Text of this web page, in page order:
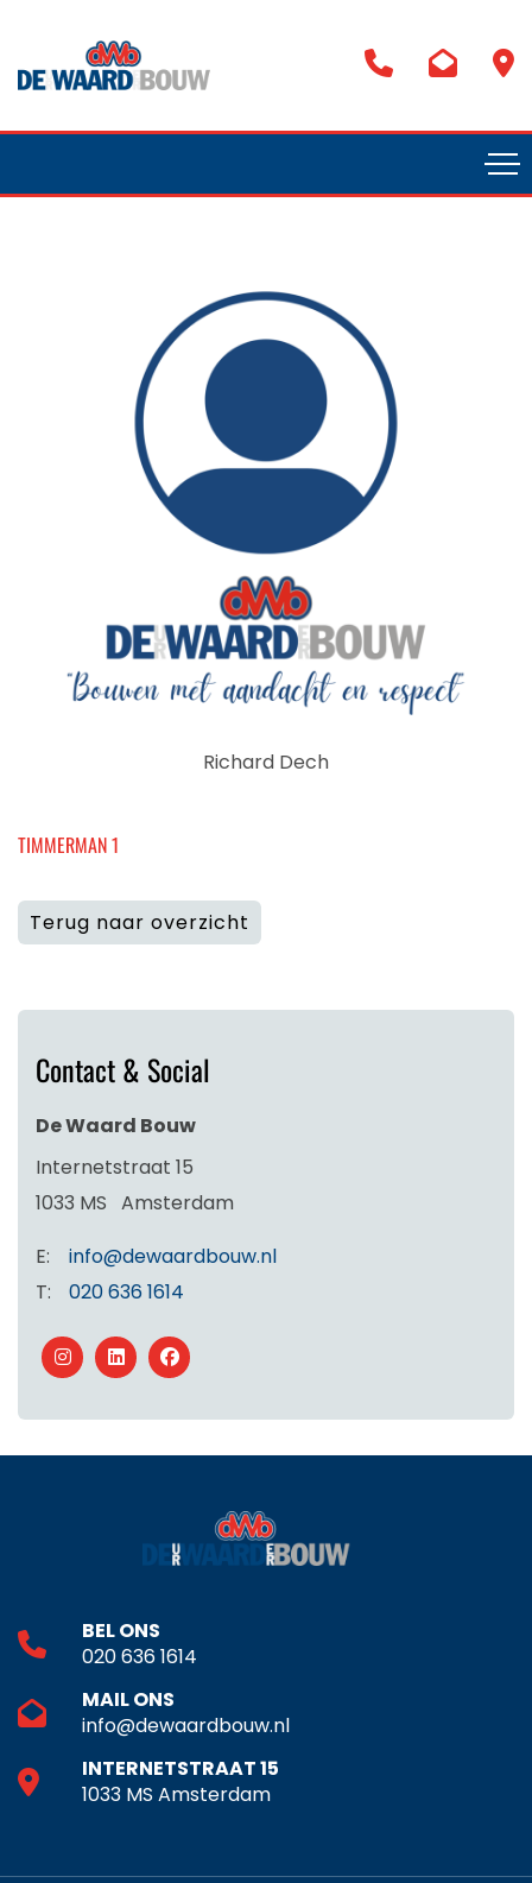
Richard Dech
TIMMERMAN 1
Terug naar overzicht
Contact & Social
De Waard Bouw
Internetstraat 15
1033 MS Amsterdam
E:
info@dewaardbouw.nl
T:
020 636 1614
BEL ONS
020 636 1614
MAIL ONS
info@dewaardbouw.nl
INTERNETSTRAAT 15
1033 MS Amsterdam